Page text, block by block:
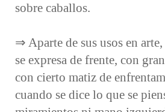
sobre caballos.
⇒ Aparte de sus usos en
se expresa de frente, con
con cierto matiz de
cuando se dice lo que se